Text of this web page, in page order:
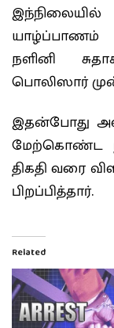
யாழ்ப்பாணம்
நளினி
பொலிஸார்
இதன்போது
மேற்கொண்ட
திகதி வரை
பிறப்பித்தார்.
Related